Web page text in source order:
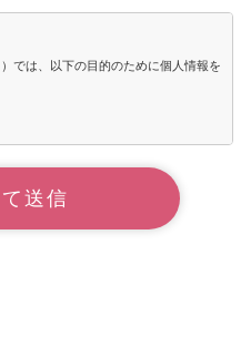
では、以下の目的のために個人情報を
ケートによる、皆様からのご意見・
ン・セミナーなどのご連絡、当社に対